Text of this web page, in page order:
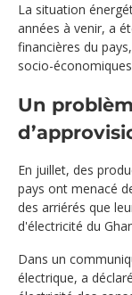
La situation
années à venir, a
financières du
socio-économiques
Un
En juillet, des
pays ont menacé
des arriérés que
d'électricité du
Dans un
électrique, a